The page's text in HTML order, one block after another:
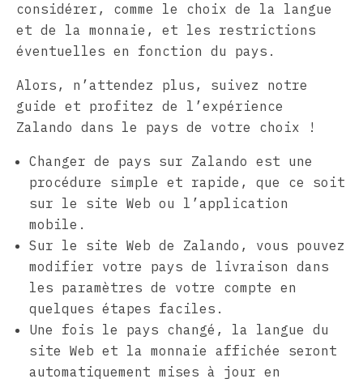
considérer, comme le choix de la langue
et de la monnaie, et les restrictions
éventuelles en fonction du pays.
Alors, n’attendez plus, suivez notre
guide et profitez de l’expérience
Zalando dans le pays de votre choix !
Changer de pays sur Zalando est une
procédure simple et rapide, que ce soit
sur le site Web ou l’application
mobile.
Sur le site Web de Zalando, vous pouvez
modifier votre pays de livraison dans
les paramètres de votre compte en
quelques étapes faciles.
Une fois le pays changé, la langue du
site Web et la monnaie affichée seront
automatiquement mises à jour en